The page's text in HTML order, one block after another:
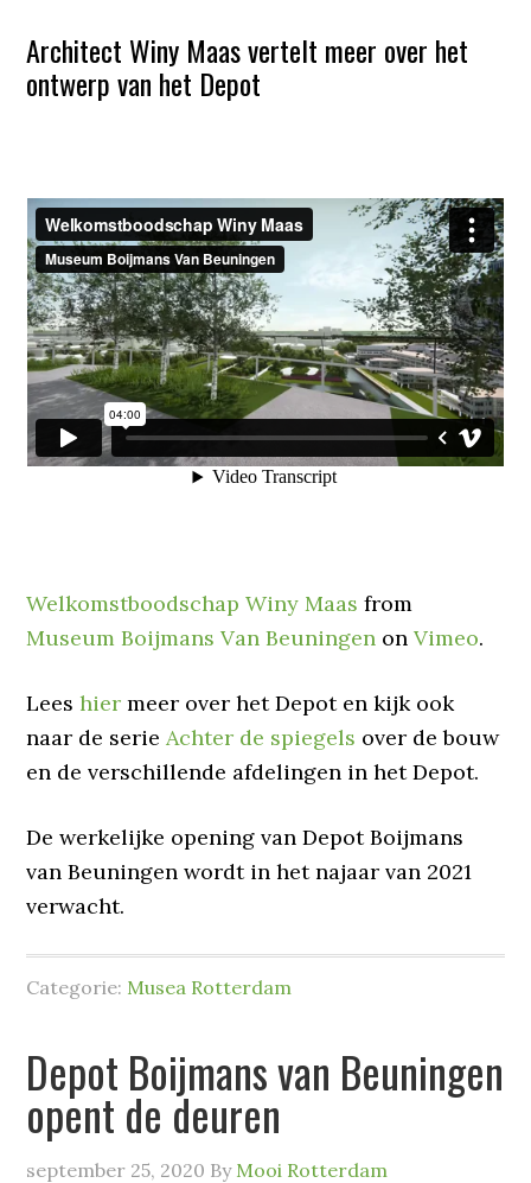
Architect Winy Maas vertelt meer over het
ontwerp van het Depot
Welkomstboodschap Winy Maas from
Museum Boijmans Van Beuningen onVimeo.
Leeshier meer over het Depot en kijk ook
naar de serieAchter de spiegels over de bouw
en de verschillende afdelingen in het Depot.
De werkelijke opening van Depot Boijmans
van Beuningen wordt in het najaar van 2021
verwacht.
Categorie: Musea Rotterdam
Depot Boijmans van Beuningen
opent de deuren
september 25, 2020 By Mooi Rotterdam